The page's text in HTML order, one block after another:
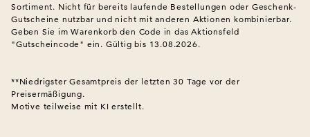
Sortiment. Nicht für bereits laufende Bestellungen oder Geschenk-
Gutscheine nutzbar und nicht mit anderen Aktionen kombinierbar.
Geben Sie im Warenkorb den Code in das Aktionsfeld
"Gutscheincode" ein. Gültig bis 13.08.2026.
**Niedrigster Gesamtpreis der letzten 30 Tage vor der
Preisermäßigung.
Motive teilweise mit KI erstellt.